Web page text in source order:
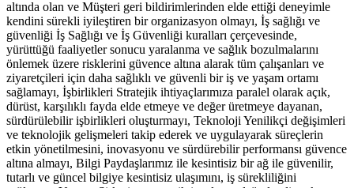
altında olan ve Müşteri geri bildirimlerinden elde ettiği deneyimle
kendini sürekli iyileştiren bir organizasyon olmayı, İş sağlığı ve
güvenliği İş Sağlığı ve İş Güvenliği kuralları çerçevesinde,
yürüttüğü faaliyetler sonucu yaralanma ve sağlık bozulmalarını
önlemek üzere risklerini güvence altına alarak tüm çalışanları ve
ziyaretçileri için daha sağlıklı ve güvenli bir iş ve yaşam ortamı
sağlamayı, İşbirlikleri Stratejik ihtiyaçlarımıza paralel olarak açık,
dürüst, karşılıklı fayda elde etmeye ve değer üretmeye dayanan,
sürdürülebilir işbirlikleri oluşturmayı, Teknoloji Yenilikçi değişimleri
ve teknolojik gelişmeleri takip ederek ve uygulayarak süreçlerin
etkin yönetilmesini, inovasyonu ve sürdürebilir performansı güvence
altına almayı, Bilgi Paydaşlarımız ile kesintisiz bir ağ ile güvenilir,
tutarlı ve güncel bilgiye kesintisiz ulaşımını, iş sürekliliğini